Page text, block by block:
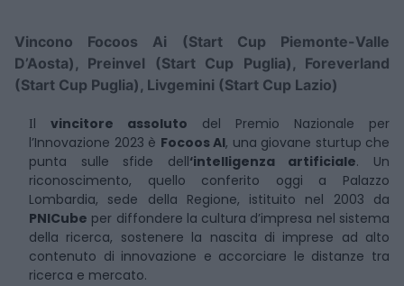
Vincono Focoos Ai (Start Cup Piemonte-Valle
D’Aosta), Preinvel (Start Cup Puglia), Foreverland
(Start Cup Puglia), Livgemini (Start Cup Lazio)
Il vincitore assoluto del Premio Nazionale per
l’Innovazione 2023 è Focoos AI, una giovane sturtup che
punta sulle sfide dell‘intelligenza artificiale. Un
riconoscimento, quello conferito oggi a Palazzo
Lombardia, sede della Regione, istituito nel 2003 da
PNICube per diffondere la cultura d’impresa nel sistema
della ricerca, sostenere la nascita di imprese ad alto
contenuto di innovazione e accorciare le distanze tra
ricerca e mercato.